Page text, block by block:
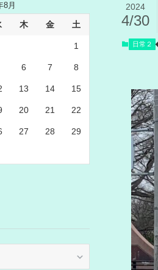
2024
4/30
日常２
8月
木 金 土
1
6 7 8
13 14 15
20 21 22
27 28 29